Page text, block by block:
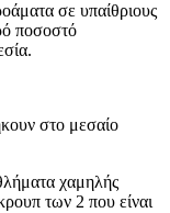
σε υπαίθριους
ποσοστό
στο μεσαίο
χαμηλής
των 2 που είναι